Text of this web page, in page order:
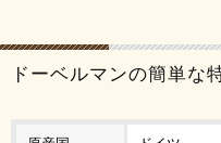
ドーベルマンの簡単な